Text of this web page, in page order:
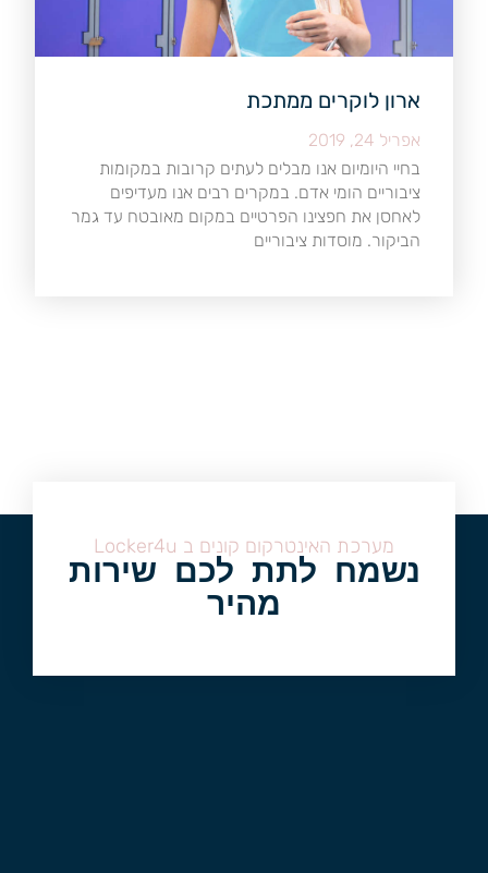
ארון לוקרים ממתכת
אפריל 24, 2019
בחיי היומיום אנו מבלים לעתים קרובות במקומות
ציבוריים הומי אדם. במקרים רבים אנו מעדיפים
לאחסן את חפצינו הפרטיים במקום מאובטח עד גמר
הביקור. מוסדות ציבוריים
מערכת האינטרקום קונים ב Locker4u
נשמח לתת לכם שירות
מהיר